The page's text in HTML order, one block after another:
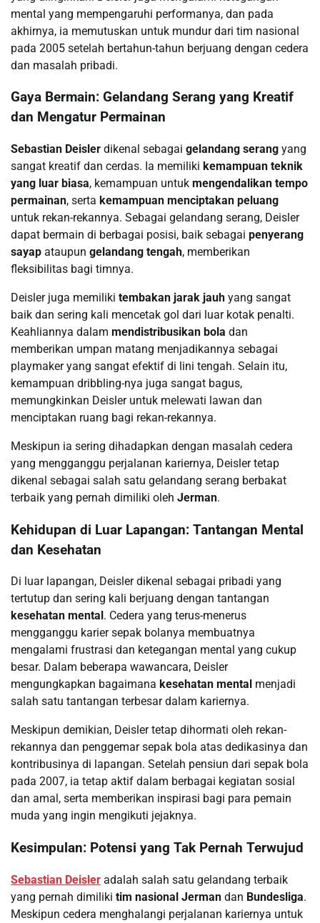
mental yang mempengaruhi performanya, dan pada
akhirnya, ia memutuskan untuk mundur dari tim nasional
pada 2005 setelah bertahun-tahun berjuang dengan cedera
dan masalah pribadi.
Gaya Bermain: Gelandang Serang yang Kreatif
dan Mengatur Permainan
Sebastian Deisler dikenal sebagai gelandang serang yang
sangat kreatif dan cerdas. Ia memiliki kemampuan teknik
yang luar biasa, kemampuan untuk mengendalikan tempo
permainan, serta kemampuan menciptakan peluang
untuk rekan-rekannya. Sebagai gelandang serang, Deisler
dapat bermain di berbagai posisi, baik sebagai penyerang
sayap ataupun gelandang tengah, memberikan
fleksibilitas bagi timnya.
Deisler juga memiliki tembakan jarak jauh yang sangat
baik dan sering kali mencetak gol dari luar kotak penalti.
Keahliannya dalam mendistribusikan bola dan
memberikan umpan matang menjadikannya sebagai
playmaker yang sangat efektif di lini tengah. Selain itu,
kemampuan dribbling-nya juga sangat bagus,
memungkinkan Deisler untuk melewati lawan dan
menciptakan ruang bagi rekan-rekannya.
Meskipun ia sering dihadapkan dengan masalah cedera
yang mengganggu perjalanan kariernya, Deisler tetap
dikenal sebagai salah satu gelandang serang berbakat
terbaik yang pernah dimiliki oleh Jerman.
Kehidupan di Luar Lapangan: Tantangan Mental
dan Kesehatan
Di luar lapangan, Deisler dikenal sebagai pribadi yang
tertutup dan sering kali berjuang dengan tantangan
kesehatan mental . Cedera yang terus-menerus
mengganggu karier sepak bolanya membuatnya
mengalami frustrasi dan ketegangan mental yang cukup
besar. Dalam beberapa wawancara, Deisler
mengungkapkan bagaimana kesehatan mental menjadi
salah satu tantangan terbesar dalam kariernya.
Meskipun demikian, Deisler tetap dihormati oleh rekan-
rekannya dan penggemar sepak bola atas dedikasinya dan
kontribusinya di lapangan. Setelah pensiun dari sepak bola
pada 2007, ia tetap aktif dalam berbagai kegiatan sosial
dan amal, serta memberikan inspirasi bagi para pemain
muda yang ingin mengikuti jejaknya.
Kesimpulan: Potensi yang Tak Pernah Terwujud
Sebastian Deisler adalah salah satu gelandang terbaik
yang pernah dimiliki tim nasional Jerman dan Bundesliga.
Meskipun cedera menghalangi perjalanan kariernya untuk